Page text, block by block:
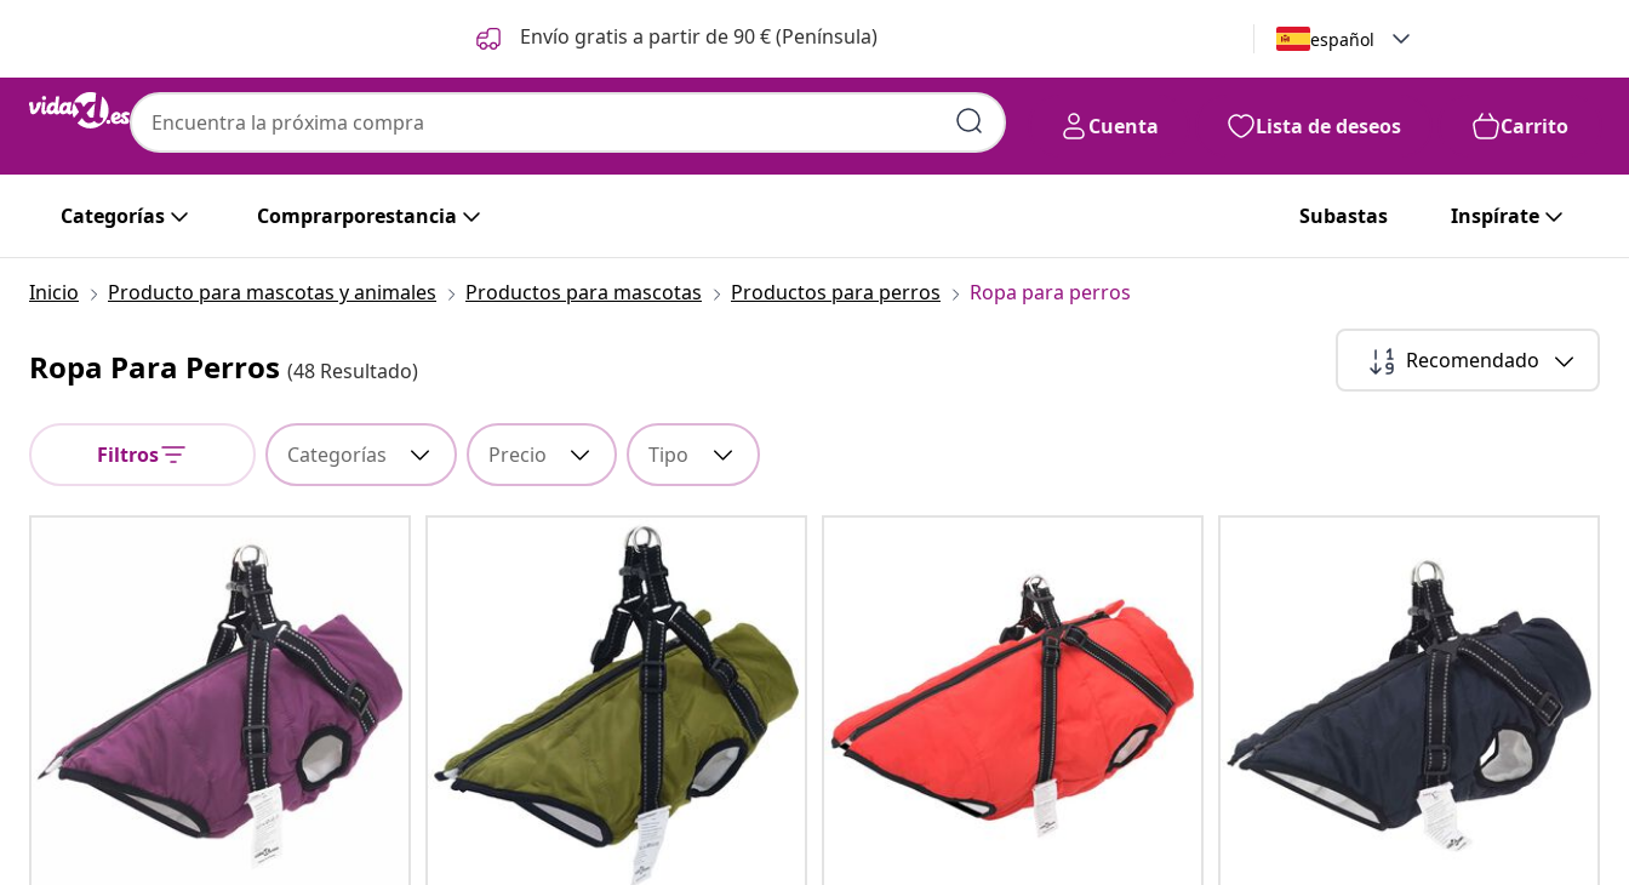
Envío gratis a partir de 90 € (Península) español
Cuenta Lista de deseos Carrito
Categorías Comprarporestancia Subastas Inspírate
Inicio Producto para mascotas y animales Productos para mascotas Productos para perros Ropa para perros
Ropa Para Perros (48 Resultado) Recomendado
Filtros Categorías Precio Tipo